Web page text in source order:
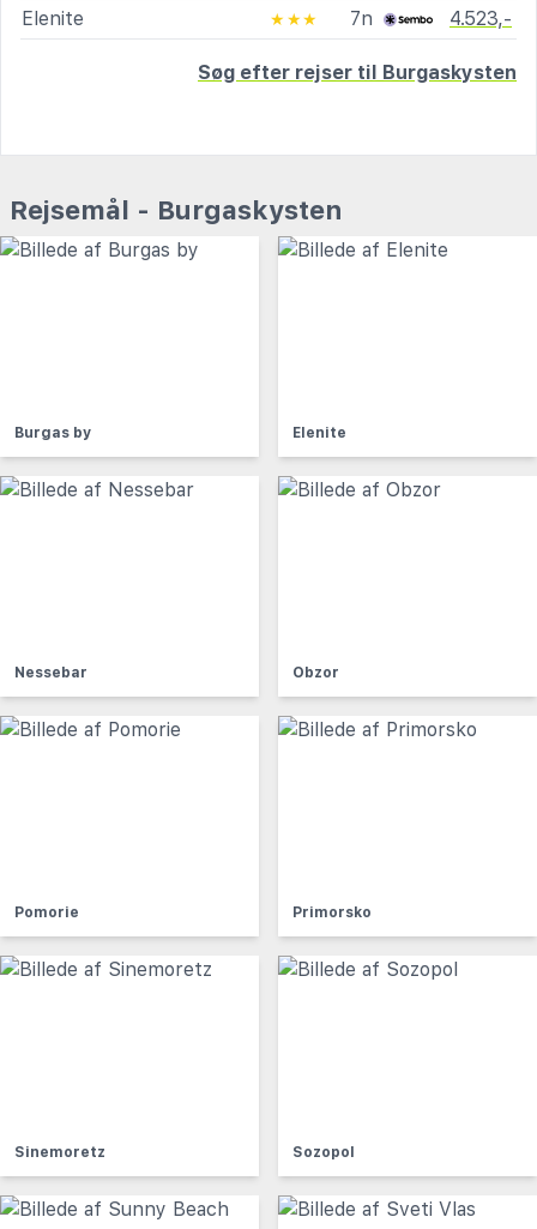
Elenite
★★★ 7n 4.523,-
Søg efter rejser til Burgaskysten
Rejsemål - Burgaskysten
Burgas by Elenite
Nessebar Obzor
Pomorie Primorsko
Sinemoretz Sozopol